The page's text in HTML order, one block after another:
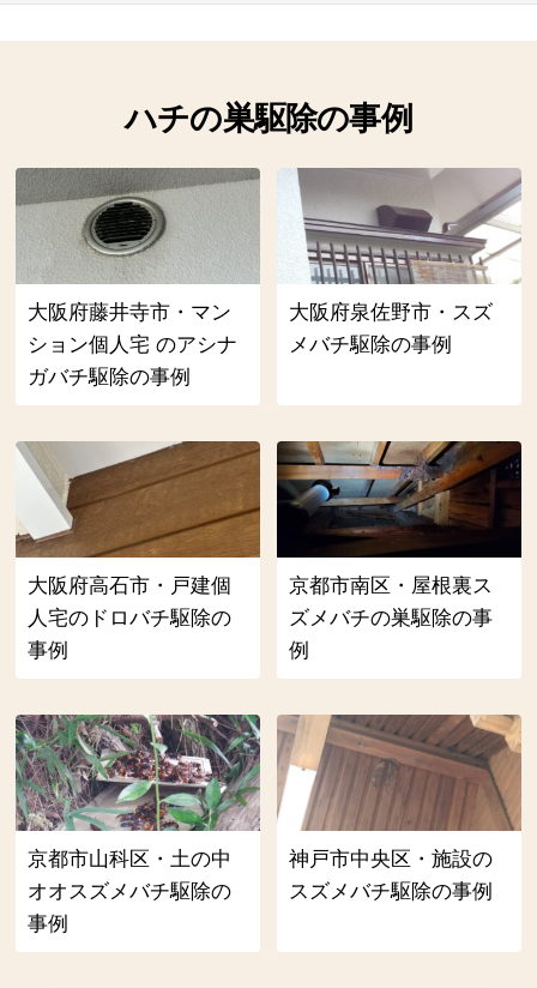
ハチの巣駆除の事例
大阪府藤井寺市・マン
ション個人宅 のアシナ
ガバチ駆除の事例
大阪府泉佐野市・スズ
メバチ駆除の事例
大阪府高石市・戸建個
人宅のドロバチ駆除の
事例
京都市南区・屋根裏ス
ズメバチの巣駆除の事
例
京都市山科区・土の中
オオスズメバチ駆除の
事例
神戸市中央区・施設の
スズメバチ駆除の事例